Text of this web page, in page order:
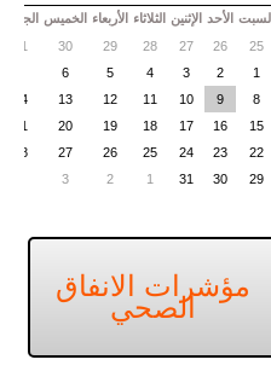
السبت الأحد الإثنين الثلاثاء الأربعاء الخميس الجمعة
25
26
27
28
29
30
31
1
2
3
4
5
6
8
9
10
11
12
13
14
15
16
17
18
19
20
21
22
23
24
25
26
27
28
29
30
31
1
2
3
مؤشرات الانفاق
الصحي